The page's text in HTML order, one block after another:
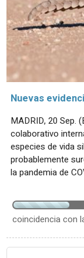
Nuevas
MADRID, 20 Sep.
colaborativo
especies de vida
probablemente
la pandemia de
coincidencia con